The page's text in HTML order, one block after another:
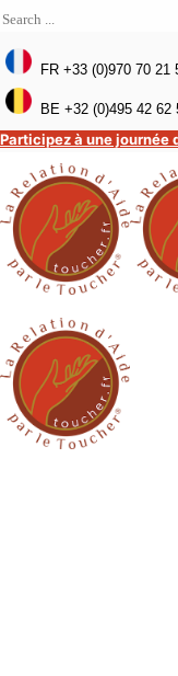
FR +33 (0)970 70 21
BE +32 (0)495 42 62
Participez à une journée